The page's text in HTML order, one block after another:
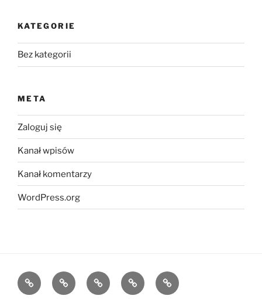
KATEGORIE
Bez kategorii
META
Zaloguj się
Kanał wpisów
Kanał komentarzy
WordPress.org
Strona
główna
Kontakt Bez
kategorii
nowosciPolityka
prywatności